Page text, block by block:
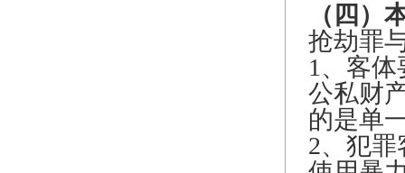
（四）
抢劫罪
1、客
公私财
的是单
2、犯